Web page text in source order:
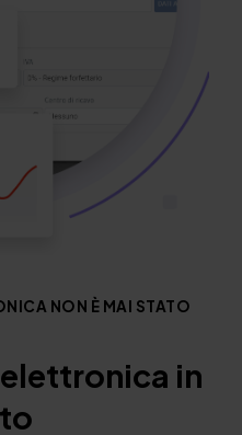
NON È MAI STATO
in